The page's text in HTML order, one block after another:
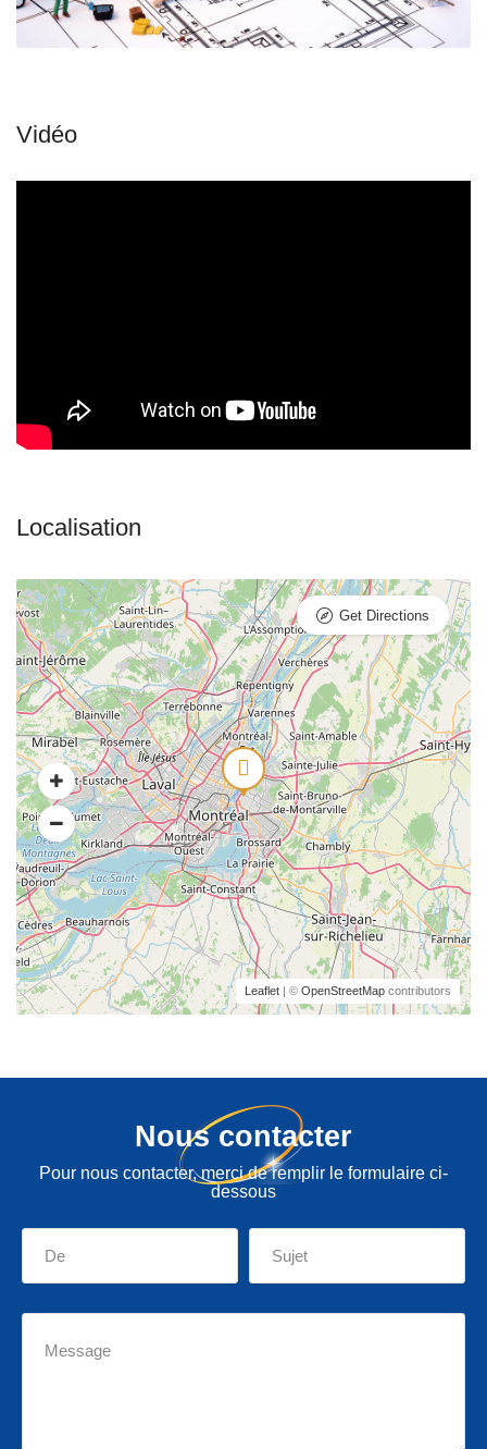
Leaflet | © OpenStreetMap contributors
Get Directions
Nous contacter
Pour nous contacter, merci de remplir le formulaire ci-
dessous